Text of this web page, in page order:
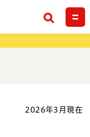
検索
2026年3月現在